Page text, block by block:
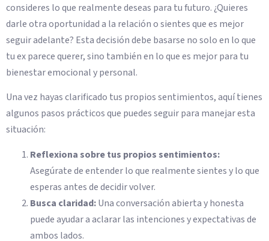
consideres lo que realmente deseas para tu futuro. ¿Quieres
darle otra oportunidad a la relación o sientes que es mejor
seguir adelante? Esta decisión debe basarse no solo en lo que
tu ex parece querer, sino también en lo que es mejor para tu
bienestar emocional y personal.
Una vez hayas clarificado tus propios sentimientos, aquí tienes
algunos pasos prácticos que puedes seguir para manejar esta
situación:
Reflexiona sobre tus propios sentimientos:
Asegúrate de entender lo que realmente sientes y lo que
esperas antes de decidir volver.
Busca claridad:Una conversación abierta y honesta
puede ayudar a aclarar las intenciones y expectativas de
ambos lados.